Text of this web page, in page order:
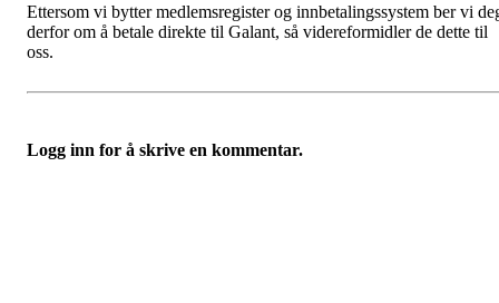
Ettersom vi bytter medlemsregister og innbetalingssystem ber vi
derfor om å betale direkte til Galant, så videreformidler de dette til
oss.
Logg inn for å skrive en kommentar.